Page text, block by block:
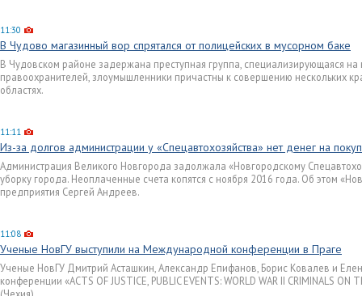
11:30
В Чудово магазинный вор спрятался от полицейских в мусорном баке
В Чудовском районе задержана преступная группа, специализирующаяся
правоохранителей, злоумышленники причастны к совершению нескольких
областях.
11:11
Из-за долгов администрации у «Спецавтохозяйства» нет денег на
Администрация Великого Новгорода задолжала «Новгородскому
уборку города. Неоплаченные счета копятся с ноября 2016 года. Об этом
предприятия Сергей Андреев.
11:08
Ученые НовГУ выступили на Международной конференции в Праге
Ученые НовГУ Дмитрий Асташкин, Александр Епифанов, Борис Ковалев и
конференции «ACTS OF JUSTICE, PUBLIC EVENTS: WORLD WAR II CRIMINALS